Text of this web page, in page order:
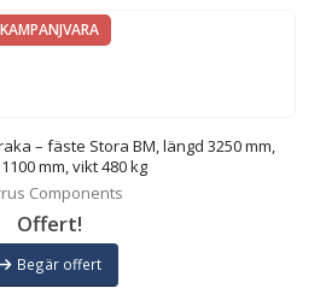
KAMPANJVARA
– fäste Stora BM, längd 3250 mm,
mm, vikt 480 kg
Components
Offert!
Begär offert